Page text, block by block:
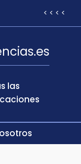
< < < <
las